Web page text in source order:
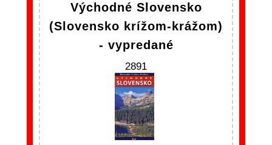
Východné Slovensko
(Slovensko krížom-krážom)
- vypredané
2891